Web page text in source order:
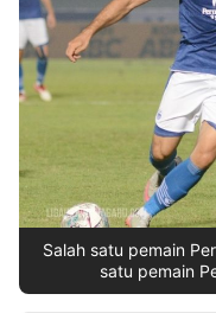
Partner
Insight
NTB
Suara
Time
Lens
IDN
Daily
Jogja
Jalan
Rakyat
Idealita
News
Kita
Notice
Dinamikapost.com
Radar
Baru
Seedbacklink
Follow
Kabarbaru
Salah satu pemain
satu pemain